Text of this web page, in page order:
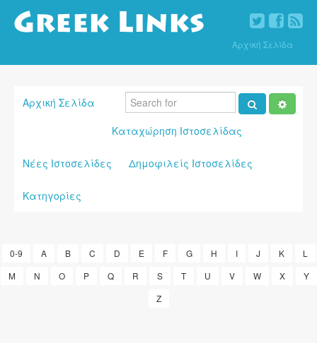
Αρχική Σελίδα
Αρχική Σελίδα
Καταχώρηση Ιστοσελίδας
Νέες Ιστοσελίδες Δημοφιλείς Ιστοσελίδες
Κατηγορίες
0-9 A B C D E F G H I J K
L
M
N O P Q R S T U V W X
Y
Z